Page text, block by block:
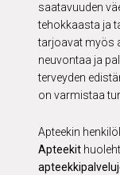
saatavuuden
tehokkaasta ja
tarjoavat myös
neuvontaa ja
terveyden
on varmistaa
Apteekin
Apteekit